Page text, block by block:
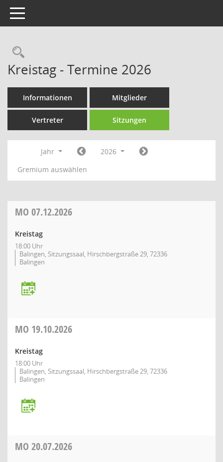
Toggle navigation
Rechercheauswahl
Kreistag - Termine 2026
Informationen Mitglieder
Vertreter Sitzungen
Jahr
2026
Gremium auswählen
MO 07.12.2026
Kreistag
18:00 Uhr
Balingen, Sitzungssaal, Hirschbergstraße 29, 72336
Balingen
MO 19.10.2026
Kreistag
18:00 Uhr
Balingen, Sitzungssaal, Hirschbergstraße 29, 72336
Balingen
MO 20.07.2026